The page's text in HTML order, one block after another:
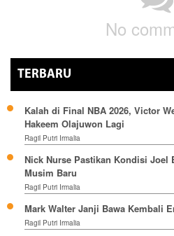
No
TERBARU
Kalah di Final NBA 2026, Victor
Hakeem Olajuwon Lagi
Ragil Putri Irmalia
Nick Nurse Pastikan Kondisi Joel
Musim Baru
Ragil Putri Irmalia
Mark Walter Janji Bawa Kembali
Ragil Putri Irmalia